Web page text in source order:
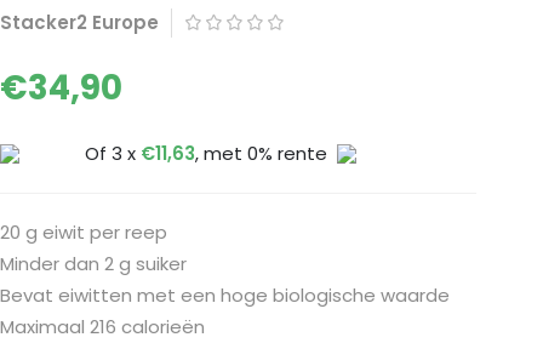
Stacker2 Europe
€34,90
Of 3 x €11,63, met 0% rente
20 g eiwit per reep
Minder dan 2 g suiker
Bevat eiwitten met een hoge biologische waarde
Maximaal 216 calorieën